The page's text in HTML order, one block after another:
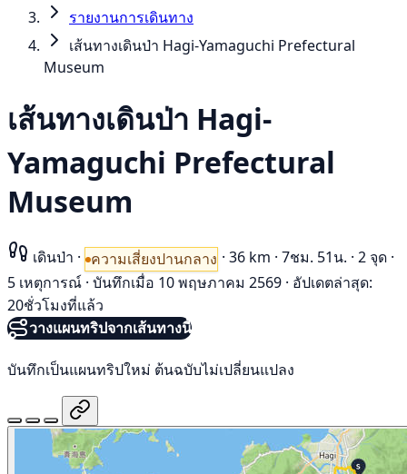
รายงานการเดินทาง
เส้นทางเดินป่า Hagi-Yamaguchi Prefectural
Museum
เส้นทางเดินป่า Hagi-
Yamaguchi Prefectural
Museum
เดินป่า · ความเสี่ยงปานกลาง · 36 km · 7ชม. 51น. · 2 จุด ·
5 เหตุการณ์ · บันทึกเมื่อ 10 พฤษภาคม 2569 · อัปเดตล่าสุด:
20ชั่วโมงที่แล้ว
วางแผนทริปจากเส้นทางนี้
บันทึกเป็นแผนทริปใหม่ ต้นฉบับไม่เปลี่ยนแปลง